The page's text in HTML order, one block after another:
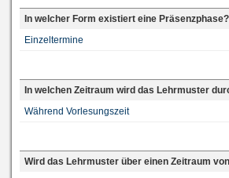
In welcher Form existiert eine Präsenzphase?
Einzeltermine
In welchen Zeitraum wird das Lehrmuster
Während Vorlesungszeit
Wird das Lehrmuster über einen Zeitraum